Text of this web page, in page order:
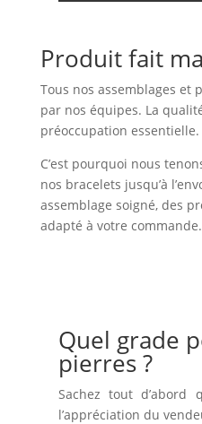
Produit fait
Tous nos assemblages et
par nos équipes. La
préoccupation essentielle.
C’est pourquoi nous
nos bracelets jusqu’à
assemblage soigné, des
adapté à votre commande.
Quel grade
pierres ?
Sachez tout
l’appréciation du